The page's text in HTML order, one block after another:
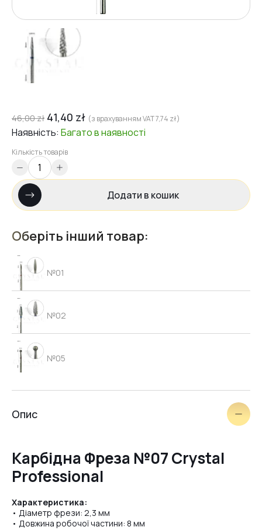
46,00zł 41,40 zł (з врахуванням VAT7,74 zł)
Наявність: Багатов наявності
Кількість товарів
Додати в кошик
Оберіть інший товар:
№01
№02
№05
Опис
Карбідна Фреза №07 Crystal
Professional
Характеристика:
• Діаметр фрези: 2,3 мм
• Довжина робочої частини: 8 мм